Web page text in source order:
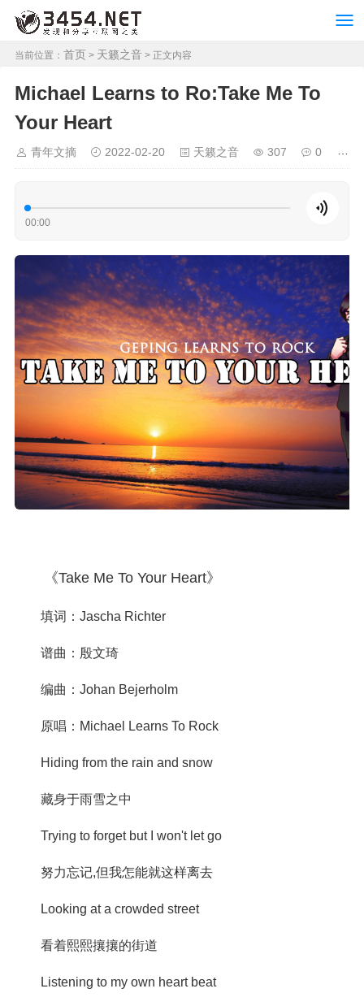
当前位置： 首页 > 天籁之音 > 正文内容
Michael Learns to Ro:Take Me To
Your Heart
青年文摘 2022-02-20 天籁之音 307 0
00:00
《Take Me To Your Heart》
填词：Jascha Richter
谱曲：殷文琦
编曲：Johan Bejerholm
原唱：Michael Learns To Rock
Hiding from the rain and snow
藏身于雨雪之中
Trying to forget but I won't let go
努力忘记,但我怎能就这样离去
Looking at a crowded street
看着熙熙攘攘的街道
Listening to my own heart beat